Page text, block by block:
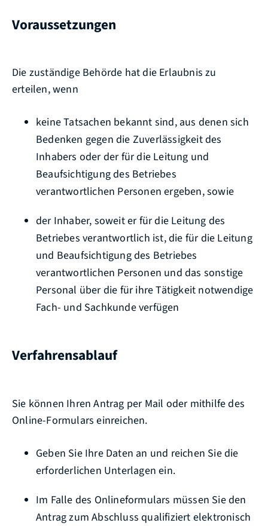
Voraussetzungen
Die zuständige Behörde hat die Erlaubnis zu
erteilen, wenn
keine Tatsachen bekannt sind, aus denen sich
Bedenken gegen die Zuverlässigkeit des
Inhabers oder der für die Leitung und
Beaufsichtigung des Betriebes
verantwortlichen Personen ergeben, sowie
der Inhaber, soweit er für die Leitung des
Betriebes verantwortlich ist, die für die Leitung
und Beaufsichtigung des Betriebes
verantwortlichen Personen und das sonstige
Personal über die für ihre Tätigkeit notwendige
Fach- und Sachkunde verfügen
Verfahrensablauf
Sie können Ihren Antrag per Mail oder mithilfe des
Online-Formulars einreichen.
Geben Sie Ihre Daten an und reichen Sie die
erforderlichen Unterlagen ein.
Im Falle des Onlineformulars müssen Sie den
Antrag zum Abschluss qualifiziert elektronisch